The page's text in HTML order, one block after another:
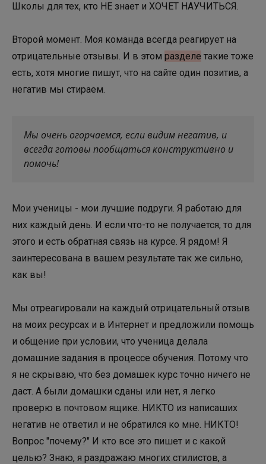
Школы для тех, кто НЕ знает и ХОЧЕТ НАУЧИТЬСЯ.
Второй момент. Моя команда всегда реагирует на
отрицательные отзывы. И в этом разделе такие тоже
есть, хотя многие пишут, что на сайте один позитив, а
негатив мы стираем.
Мы очень огорчаемся, если видим негатив, и
всегда готовы пообщаться конструктивно и
помочь!
Мои ученицы - мои лучшие подруги. Я работаю для
них каждый день. И если что-то не получается, то для
этого и есть обратная связь на курсе. Я рядом! Я
заинтересована в вашем результате так же сильно,
как вы!
Мы отреагировали на каждый отрицательный отзыв
на моих ресурсах и в Интернет и предложили помощь
и общение при условии, что ученица делала
домашние задания в процессе обучения. Потому что
я не скрываю, что без домашек курс точно ничего не
даст. А были домашки сданы или нет, я легко
проверю в почтовом ящике. НИКТО из написаших
негатив не ответил и не обратился ко мне. НИКТО!
Вопрос "почему?" И кто все это пишет и с какой
целью? Знаю, я раздражаю многих стилистов, а